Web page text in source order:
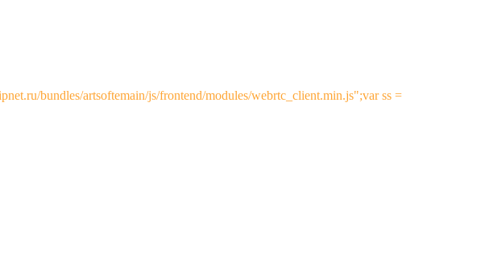
bundles/artsoftemain/js/frontend/modules/webrtc_client.min.js";var ss =